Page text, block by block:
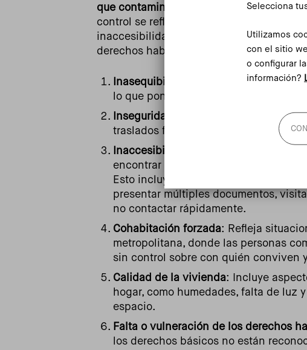
que contamina todos los aspectos de la
control se refleja en seis dimensiones
inaccesibilidad, cohabitación forzada,
derechos habitacionales. Presentamos
Inasequibilidad
: Se refiere a la
lo que pone en riesgo su seguridad
Inseguridad
: Hace referencia a la
traslados forzados y desahucios,
Inaccesibilidad
encontrar alternativas habitacionales
Esto incluye criterios laborales,
presentar múltiples documentos,
no contactar rápidamente.
Cohabitación forzada: Refleja
metropolitana, donde las personas
sin control sobre con quién conviven
Calidad de la vivienda: Incluye
hogar, como humedades, falta de luz
espacio.
Falta o vulneración de los derechos
los derechos básicos no están
Selecciona
Utilizamos
con el sitio
o configurar
información?